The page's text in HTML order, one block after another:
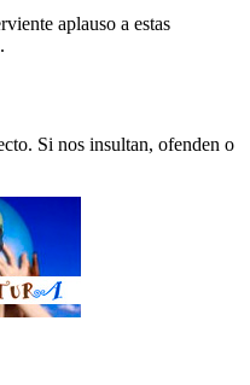
aplauso a estas
Si nos insultan, ofenden o